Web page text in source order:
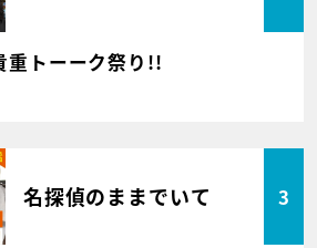
重トーーク祭り!!
名探偵のままでいて 3